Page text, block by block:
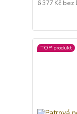
6 377 Kč bez
TOP produkt